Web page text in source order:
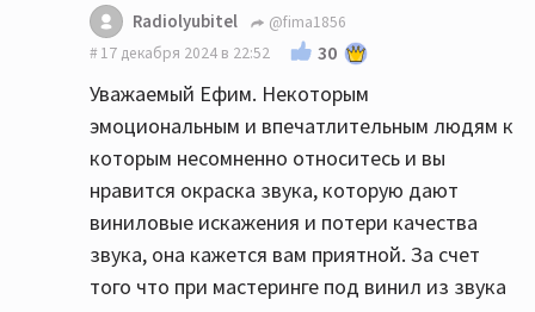
Radiolyubitel
@fima1856
17 декабря 2024 в 22:52
30
Уважаемый Ефим. Некоторым
эмоциональным и впечатлительным людям к
которым несомненно относитесь и вы
нравится окраска звука, которую дают
виниловые искажения и потери качества
звука, она кажется вам приятной. За счет
того что при мастеринге под винил из звука